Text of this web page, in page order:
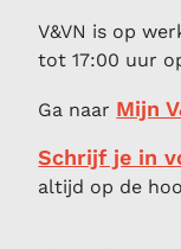
V&VN is op
tot 17:00 uur
Ga naar Mijn
Schrijf je in
altijd op de